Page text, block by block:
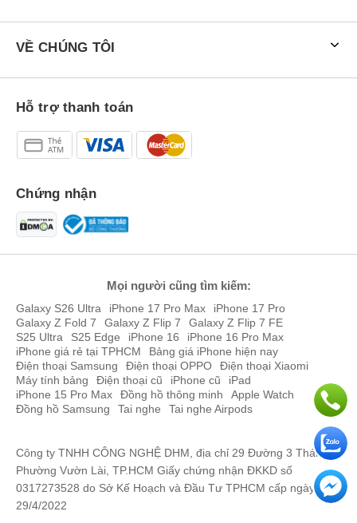
VỀ CHÚNG TÔI
Hỗ trợ thanh toán
Chứng nhận
Mọi người cũng tìm kiếm:
Galaxy S26 Ultra iPhone 17 Pro Max
iPhone 17 Pro
Galaxy Z Fold 7
Galaxy Z Flip 7
Galaxy Z Flip 7 FE
S25 Ultra
S25 Edge iPhone 16
iPhone 16 Pro Max
iPhone giá rẻ tại TPHCM
Bảng giá iPhone hiện nay
Điện thoại Samsung
Điện thoại OPPO
Điện thoại Xiaomi
Máy tính bảng
Điện thoại cũ iPhone cũ
iPad
iPhone 15 Pro Max
Đồng hồ thông minh
Apple Watch
Đồng hồ Samsung
Tai nghe Tai nghe Airpods
Công ty TNHH CÔNG NGHỆ DHM, địa chỉ 29 Đường 3 Tháng 2,
Phường Vườn Lài, TP.HCM Giấy chứng nhận ĐKKD số
0317273528 do Sở Kế Hoạch và Đầu Tư TPHCM cấp ngày
29/4/2022